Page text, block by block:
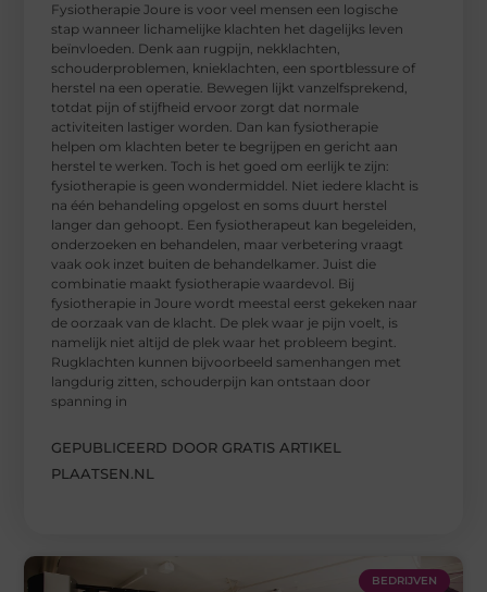
Fysiotherapie Joure is voor veel mensen een logische
stap wanneer lichamelijke klachten het dagelijks leven
beïnvloeden. Denk aan rugpijn, nekklachten,
schouderproblemen, knieklachten, een sportblessure of
herstel na een operatie. Bewegen lijkt vanzelfsprekend,
totdat pijn of stijfheid ervoor zorgt dat normale
activiteiten lastiger worden. Dan kan fysiotherapie
helpen om klachten beter te begrijpen en gericht aan
herstel te werken. Toch is het goed om eerlijk te zijn:
fysiotherapie is geen wondermiddel. Niet iedere klacht is
na één behandeling opgelost en soms duurt herstel
langer dan gehoopt. Een fysiotherapeut kan begeleiden,
onderzoeken en behandelen, maar verbetering vraagt
vaak ook inzet buiten de behandelkamer. Juist die
combinatie maakt fysiotherapie waardevol. Bij
fysiotherapie in Joure wordt meestal eerst gekeken naar
de oorzaak van de klacht. De plek waar je pijn voelt, is
namelijk niet altijd de plek waar het probleem begint.
Rugklachten kunnen bijvoorbeeld samenhangen met
langdurig zitten, schouderpijn kan ontstaan door
spanning in
GEPUBLICEERD DOOR GRATIS ARTIKEL
PLAATSEN.NL
BEDRIJVEN